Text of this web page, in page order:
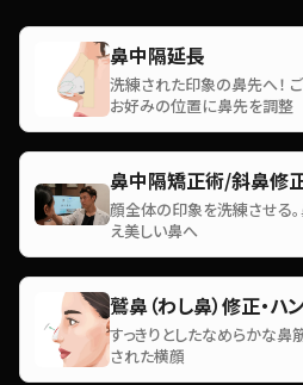
鼻中隔延長
洗練された印象の鼻先へ！
お好みの位置に鼻先を調整
鼻中隔矯正術/斜鼻修
顔全体の印象を洗練させる
え美しい鼻へ
鷲鼻（わし鼻）修正・ハ
すっきりとしたなめらかな鼻
された横顔